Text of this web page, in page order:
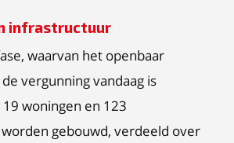
infrastructuur
waarvan het openbaar
vergunning vandaag is
woningen en 123
gebouwd, verdeeld over